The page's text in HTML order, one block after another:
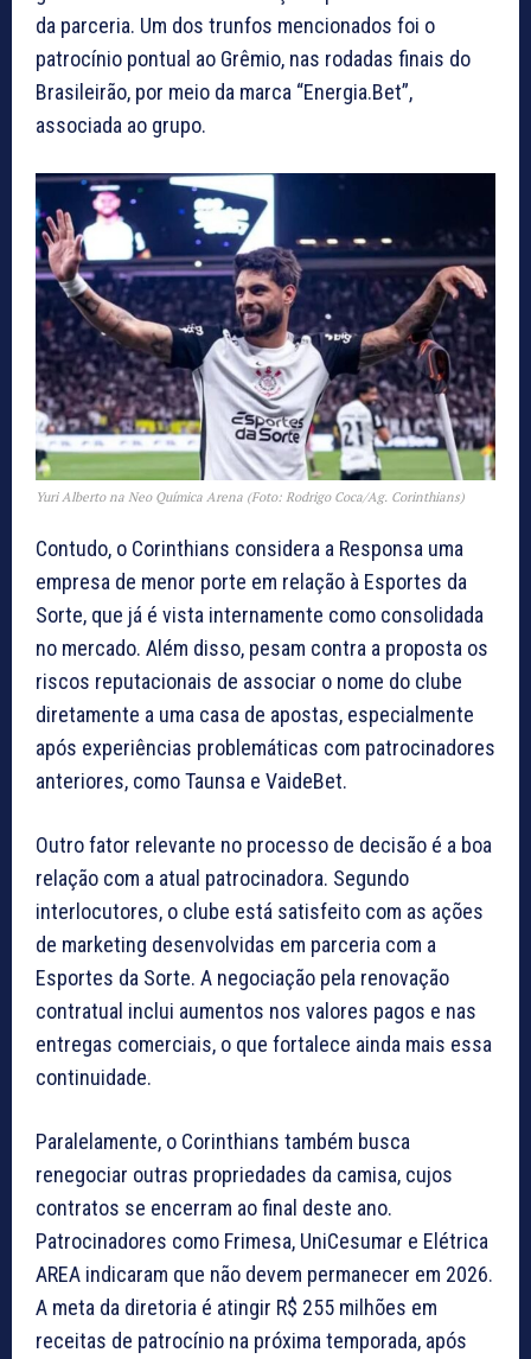
da parceria. Um dos trunfos mencionados foi o
patrocínio pontual ao Grêmio, nas rodadas finais do
Brasileirão, por meio da marca “Energia.Bet”,
associada ao grupo.
Yuri Alberto na Neo Química Arena (Foto: Rodrigo Coca/Ag. Corinthians)
Contudo, o Corinthians considera a Responsa uma
empresa de menor porte em relação à Esportes da
Sorte, que já é vista internamente como consolidada
no mercado. Além disso, pesam contra a proposta os
riscos reputacionais de associar o nome do clube
diretamente a uma casa de apostas, especialmente
após experiências problemáticas com patrocinadores
anteriores, como Taunsa e VaideBet.
Outro fator relevante no processo de decisão é a boa
relação com a atual patrocinadora. Segundo
interlocutores, o clube está satisfeito com as ações
de marketing desenvolvidas em parceria com a
Esportes da Sorte. A negociação pela renovação
contratual inclui aumentos nos valores pagos e nas
entregas comerciais, o que fortalece ainda mais essa
continuidade.
Paralelamente, o Corinthians também busca
renegociar outras propriedades da camisa, cujos
contratos se encerram ao final deste ano.
Patrocinadores como Frimesa, UniCesumar e Elétrica
AREA indicaram que não devem permanecer em 2026.
A meta da diretoria é atingir R$ 255 milhões em
receitas de patrocínio na próxima temporada, após